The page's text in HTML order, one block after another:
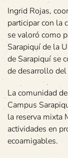
Ingrid Rojas,
participar con la
se valoró como
Sarapiquí de la
de Sarapiquí se
de desarrollo del
La comunidad
Campus
la reserva mixta
actividades en
ecoamigables.